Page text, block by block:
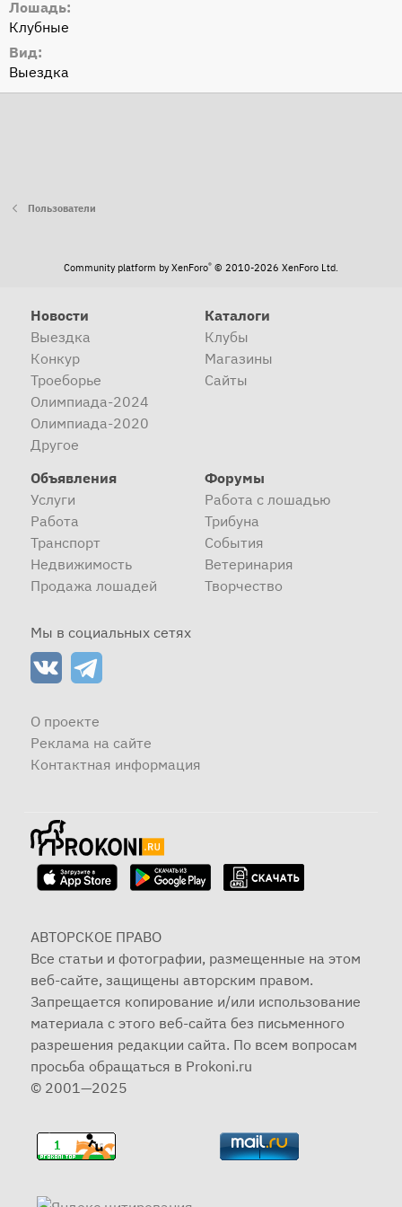
Лошадь
Клубные
Вид
Выездка
Пользователи
Community platform by XenForo® © 2010-2026 XenForo Ltd.
Новости
Выездка
Конкур
Троеборье
Олимпиада-2024
Олимпиада-2020
Другое
Каталоги
Клубы
Магазины
Сайты
Объявления
Услуги
Работа
Транспорт
Недвижимость
Продажа лошадей
Форумы
Работа с лошадью
Трибуна
События
Ветеринария
Творчество
Мы в социальных сетях
О проекте
Реклама на сайте
Контактная информация
АВТОРСКОЕ ПРАВО
Все статьи и фотографии, размещенные на этом
веб-сайте, защищены авторским правом.
Запрещается копирование и/или использование
материала с этого веб-сайта без письменного
разрешения редакции сайта. По всем вопросам
просьба обращаться в Prokoni.ru
© 2001—2025